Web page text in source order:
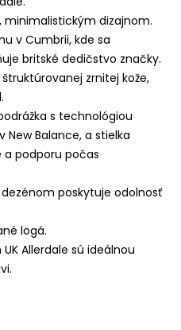
minimalistickým dizajnom.
v Cumbrii, kde sa
britské dedičstvo značky.
zrnitej kože,
s technológiou
Balance, a stielka
a podporu počas
poskytuje odolnosť
logá.
Allerdale sú ideálnou